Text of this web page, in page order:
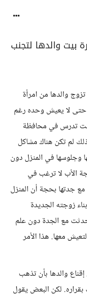
والدها لتجنب
والدها من امرأة
حتى لا يعيش وحده رغم
تدرس في محافظة
لم تكن هناك مشاكل
وجلوسها في المنزل دون
الأب لا ترغب في
جدتها بحجة أن المنزل
زوجته الجديدة
مع الجدة دون علم
معها. هذا الأمر
والدها بأن تذهب
لكن البعض يقول